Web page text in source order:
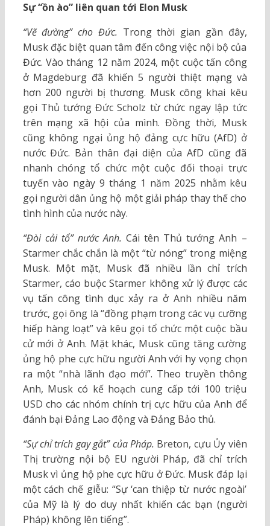
Sự “ồn ào” liên quan tới Elon Musk
“Vẽ đường” cho Đức. Trong thời gian gần đây,
Musk đặc biệt quan tâm đến công việc nội bộ của
Đức. Vào tháng 12 năm 2024, một cuộc tấn công
ở Magdeburg đã khiến 5 người thiệt mạng và
hơn 200 người bị thương. Musk công khai kêu
gọi Thủ tướng Đức Scholz từ chức ngay lập tức
trên mạng xã hội của mình. Đồng thời, Musk
cũng không ngại ủng hộ đảng cực hữu (AfD) ở
nước Đức. Bản thân đại diện của AfD cũng đã
nhanh chóng tổ chức một cuộc đối thoại trực
tuyến vào ngày 9 tháng 1 năm 2025 nhằm kêu
gọi người dân ủng hộ một giải pháp thay thế cho
tình hình của nước này.
“Đòi cải tổ” nước Anh. Cái tên Thủ tướng Anh –
Starmer chắc chắn là một “từ nóng” trong miệng
Musk. Một mặt, Musk đã nhiều lần chỉ trích
Starmer, cáo buộc Starmer không xử lý được các
vụ tấn công tình dục xảy ra ở Anh nhiều năm
trước, gọi ông là “đồng phạm trong các vụ cưỡng
hiếp hàng loạt” và kêu gọi tổ chức một cuộc bầu
cử mới ở Anh. Mặt khác, Musk cũng tăng cường
ủng hộ phe cực hữu người Anh với hy vọng chọn
ra một “nhà lãnh đạo mới”. Theo truyền thông
Anh, Musk có kế hoạch cung cấp tới 100 triệu
USD cho các nhóm chính trị cực hữu của Anh để
đánh bại Đảng Lao động và Đảng Bảo thủ.
“Sự chỉ trích gay gắt” của Pháp. Breton, cựu Ủy viên
Thị trường nội bộ EU người Pháp, đã chỉ trích
Musk vì ủng hộ phe cực hữu ở Đức. Musk đáp lại
một cách chế giễu: “Sự ‘can thiệp từ nước ngoài’
của Mỹ là lý do duy nhất khiến các bạn (người
Pháp) không lên tiếng”.